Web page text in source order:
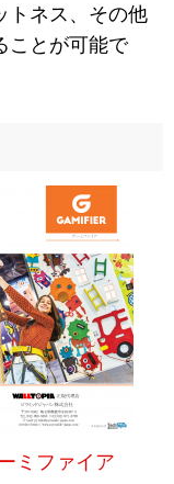
トネス、その他
ことが可能で
ミファイア